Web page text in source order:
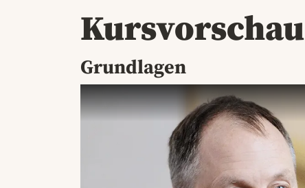
Kursvorschau
Grundlagen